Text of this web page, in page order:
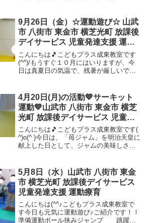
ハチハチゲーム 身体のコントロール
力・状況判断能力・ル...
9月26日（金）☆運動遊び☆ 山武
市 八街市 東金市 横芝光町 放課後
デイサービス 児童発達支援 運動
療育
こんにちは🎵こどもプラス成東教室です
(^^)/もうすぐ１０月にはいりますが、今
日は真夏日の気温で、残暑が厳しいです
のご紹介です♪大縄跳び 空間認知・跳躍
力・身体コントロ...
4月20日(月)の活動💙サーキット
運動💙山武市 八街市 東金市 横芝
光町 放課後デイサービス 児童発
達支援 運動療育
こんにちは🎵こどもプラス成東教室です(
^)o(^ )今日は、「苺ジャム」を明治天皇に
献上した日として、ジャムの美味しさや
食品として長い間人々に親しまれてきま
した。砂糖...
5月8日（水）山武市 八街市 東金
市 横芝光町 放課後デイサービス
児童発達支援 運動療育
こんにちは(^^♪こどもプラス成東教室で
す今日も元気に運動遊び♪ご紹介です！！
準備運動ボール挟みジャンプ 跳躍